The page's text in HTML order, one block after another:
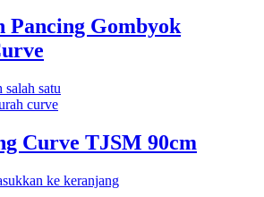
Pancing Gombyok
salah satu
Curve TJSM 90cm
ke keranjang